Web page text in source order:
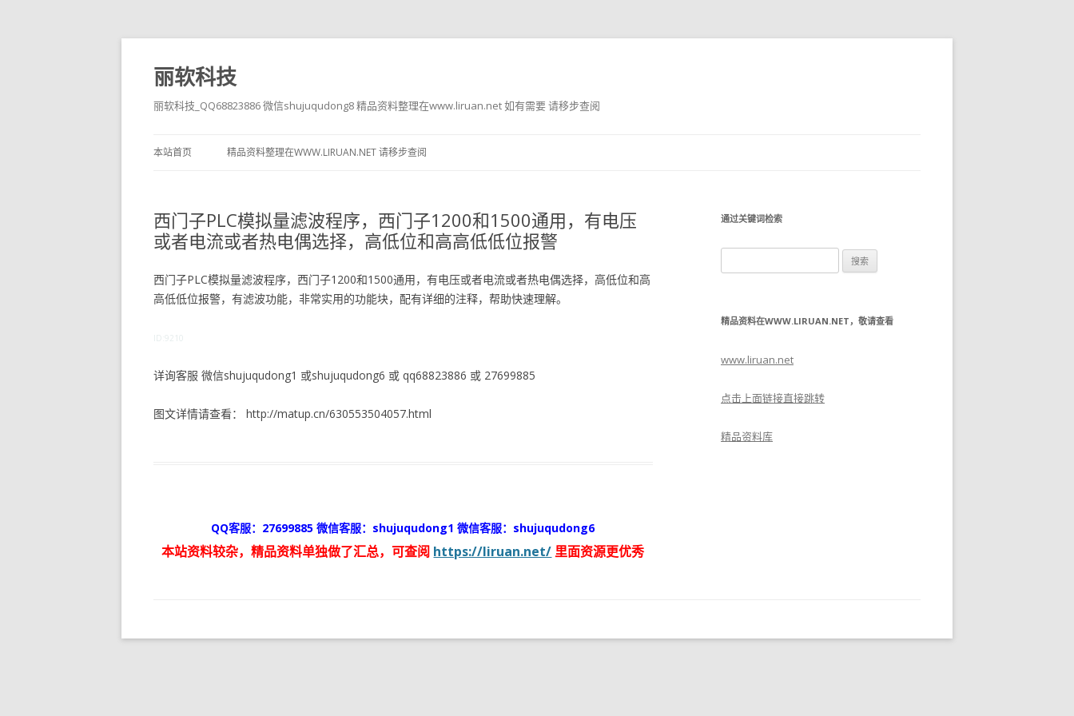
丽软科技
丽软科技_QQ68823886 微信shujuqudong8 精品资料整理在www.liruan.net 如有需要 请移步查阅
本站首页 精品资料整理在WWW.LIRUAN.NET 请移步查阅
西门子PLC模拟量滤波程序，西门子1200和1500通用，有电压
或者电流或者热电偶选择，高低位和高高低低位报警
西门子PLC模拟量滤波程序，西门子1200和1500通用，有电压或者电流或者热电偶选择，高低位和高
高低低位报警，有滤波功能，非常实用的功能块，配有详细的注释，帮助快速理解。
ID:9210
详询客服 微信shujuqudong1 或shujuqudong6 或 qq68823886 或 27699885
图文详情请查看： http://matup.cn/630553504057.html
QQ客服：27699885 微信客服：shujuqudong1 微信客服：shujuqudong6
本站资料较杂，精品资料单独做了汇总，可查阅 https://liruan.net/ 里面资源更优秀
通过关键词检索
索：
精品资料在WWW.LIRUAN.NET，敬请查看
www.liruan.net
点击上面链接直接跳转
精品资料库